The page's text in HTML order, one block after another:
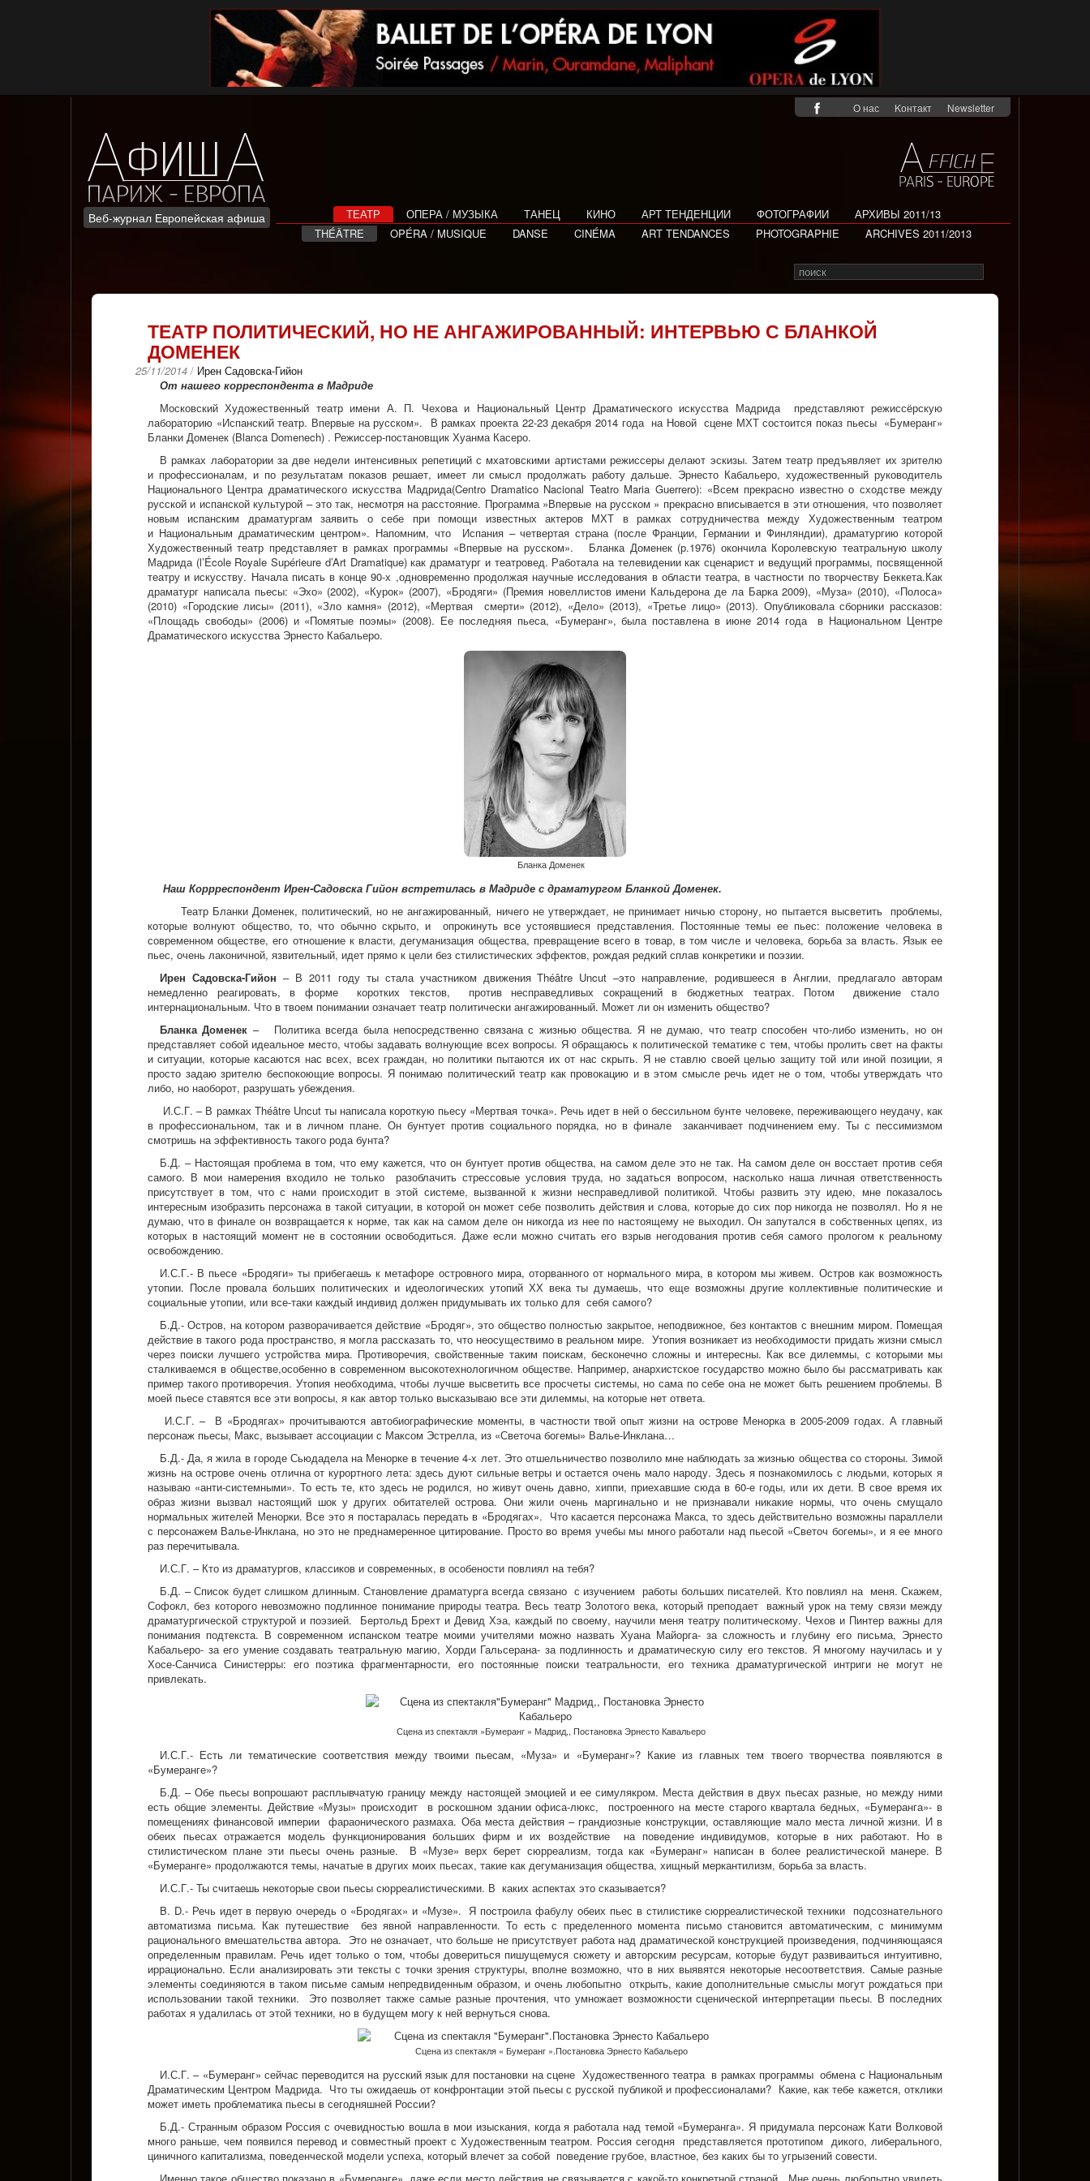
Веб-журнал Европейская афиша
О нас Kонтакт Newsletter
ТЕАТР ОПЕРА / МУЗЫКА ТАНЕЦ КИНО АРТ ТЕНДЕНЦИИ ФОТОГРАФИИ
АРХИВЫ 2011/13
THÉÂTRE
OPÉRA / MUSIQUE DANSE CINÉMA ART TENDANCES PHOTOGRAPHIE ARCHIVES 2011/2013
Search
for
ТЕАТР ПОЛИТИЧЕСКИЙ, НО НЕ АНГАЖИРОВАННЫЙ: ИНТЕРВЬЮ С БЛАНКОЙ
ДОМЕНЕК
25/11/2014 / Ирен Садовска-Гийон
От нашего корреспондента в Мадриде
Московский Художественный театр имени А. П. Чехова и Национальный Центр Драматического искусства Мадрида представляют режиссёрскую
лабораторию «Испанский театр. Впервые на русском». В рамках проекта 22-23 декабря 2014 года на Новой сцене МХТ состоится показ пьесы «Бумеранг»
Бланки Доменек (Blanca Domenech) . Режиссер-постановщик Хуанма Касеро.
В рамках лаборатории за две недели интенсивных репетиций с мхатовскими артистами режиссеры делают эскизы. Затем театр предъявляет их зрителю
и профессионалам, и по результатам показов решает, имеет ли смысл продолжать работу дальше. Эрнесто Кабальеро, художественный руководитель
Национального Центра драматического искусства Мадрида(Centro Dramatico Nacional Teatro Maria Guerrero): «Всем прекрасно известно о сходстве между
русской и испанской культурой – это так, несмотря на расстояние. Программа »Впервые на русском » прекрасно вписывается в эти отношения, что позволяет
новым испанским драматургам заявить о себе при помощи известных актеров МХТ в рамках сотрудничества между Художественным театром
и Национальным драматическим центром». Напомним, что Испания – четвертая страна (после Франции, Германии и Финляндии), драматургию которой
Художественный театр представляет в рамках программы «Впервые на русском». Бланка Доменек (р.1976) окончила Королевскую театральную школу
Мадрида (l’École Royale Supérieure d’Art Dramatique) как драматург и театровед. Работала на телевидении как сценарист и ведущий программы, посвященной
театру и искусству. Начала писать в конце 90-х ,одновременно продолжая научные исследования в области театра, в частности по творчеству Беккета.Как
драматург написала пьесы: «Эхо» (2002), «Курок» (2007), «Бродяги» (Премия новеллистов имени Кальдерона де ла Барка 2009), «Муза» (2010), «Полоса»
(2010) «Городские лисы» (2011), «Зло камня» (2012), «Мертвая смерти» (2012), «Дело» (2013), «Третье лицо» (2013). Опубликовала сборники рассказов:
«Площадь свободы» (2006) и «Помятые поэмы» (2008). Ее последняя пьеса, «Бумеранг», была поставлена в июне 2014 года в Национальном Центре
Драматического искусства Эрнесто Кабальеро.
Бланка Доменек
Наш Коррреспондент Ирен-Садовска Гийон встретилась в Мадриде с драматургом Бланкой Доменек.
Театр Бланки Доменек, политический, но не ангажированный, ничего не утверждает, не принимает ничью сторону, но пытается высветить проблемы,
которые волнуют общество, то, что обычно скрыто, и опрокинуть все устоявшиеся представления. Постоянные темы ее пьес: положение человека в
современном обществе, его отношение к власти, дегуманизация общества, превращение всего в товар, в том числе и человека, борьба за власть. Язык ее
пьес, очень лаконичной, язвительный, идет прямо к цели без стилистических эффектов, рождая редкий сплав конкретики и поэзии.
Ирен Садовска-Гийон – В 2011 году ты стала участником движения Théâtre Uncut –это направление, родившееся в Англии, предлагало авторам
немедленно реагировать, в форме коротких текстов, против несправедливых сокращений в бюджетных театрах. Потом движение стало
интернациональным. Что в твоем понимании означает театр политически ангажированный. Может ли он изменить общество?
Бланка Доменек – Политика всегда была непосредственно связана с жизнью общества. Я не думаю, что театр способен что-либо изменить, но он
представляет собой идеальное место, чтобы задавать волнующие всех вопросы. Я обращаюсь к политической тематике с тем, чтобы пролить свет на факты
и ситуации, которые касаются нас всех, всех граждан, но политики пытаются их от нас скрыть. Я не ставлю своей целью защиту той или иной позиции, я
просто задаю зрителю беспокоющие вопросы. Я понимаю политический театр как провокацию и в этом смысле речь идет не о том, чтобы утверждать что
либо, но наоборот, разрушать убеждения.
И.С.Г. – В рамках Théâtre Uncut ты написала короткую пьесу «Мертвая точка». Речь идет в ней о бессильном бунте человеке, переживающего неудачу, как
в профессиональном, так и в личном плане. Он бунтует против социального порядка, но в финале заканчивает подчинением ему. Ты с пессимизмом
смотришь на эффективность такого рода бунта?
Б.Д. – Настоящая проблема в том, что ему кажется, что он бунтует против общества, на самом деле это не так. На самом деле он восстает против себя
самого. В мои намерения входило не только разоблачить стрессовые условия труда, но задаться вопросом, насколько наша личная ответственность
присутствует в том, что с нами происходит в этой системе, вызванной к жизни несправедливой политикой. Чтобы развить эту идею, мне показалось
интересным изобразить персонажа в такой ситуации, в которой он может себе позволить действия и слова, которые до сих пор никогда не позволял. Но я не
думаю, что в финале он возвращается к норме, так как на самом деле он никогда из нее по настоящему не выходил. Он запутался в собственных цепях, из
которых в настоящий момент не в состоянии освободиться. Даже если можно считать его взрыв негодования против себя самого прологом к реальному
освобождению.
И.С.Г.- В пьесе «Бродяги» ты прибегаешь к метафоре островного мира, оторванного от нормального мира, в котором мы живем. Остров как возможность
утопии. После провала больших политических и идеологических утопий ХХ века ты думаешь, что еще возможны другие коллективные политические и
социальные утопии, или все-таки каждый индивид должен придумывать их только для себя самого?
Б.Д.- Остров, на котором разворачивается действие «Бродяг», это общество полностью закрытое, неподвижное, без контактов с внешним миром. Помещая
действие в такого рода пространство, я могла рассказать то, что неосуществимо в реальном мире. Утопия возникает из необходимости придать жизни смысл
через поиски лучшего устройства мира. Противоречия, свойственные таким поискам, бесконечно сложны и интересны. Как все дилеммы, с которыми мы
сталкиваемся в обществе,особенно в современном высокотехнологичном обществе. Например, анархистское государство можно было бы рассматривать как
пример такого противоречия. Утопия необходима, чтобы лучше высветить все просчеты системы, но сама по себе она не может быть решением проблемы. В
моей пьесе ставятся все эти вопросы, я как автор только высказываю все эти дилеммы, на которые нет ответа.
И.С.Г. – В «Бродягах» прочитываются автобиографические моменты, в частности твой опыт жизни на острове Менорка в 2005-2009 годах. А главный
персонаж пьесы, Макс, вызывает ассоциации с Максом Эстрелла, из «Светоча богемы» Валье-Инклана…
Б.Д.- Да, я жила в городе Сьюдадела на Менорке в течение 4-х лет. Это отшельничество позволило мне наблюдать за жизнью общества со стороны. Зимой
жизнь на острове очень отлична от курортного лета: здесь дуют сильные ветры и остается очень мало народу. Здесь я познакомилось с людьми, которых я
называю «анти-системными». То есть те, кто здесь не родился, но живут очень давно, хиппи, приехавшие сюда в 60-е годы, или их дети. В свое время их
образ жизни вызвал настоящий шок у других обитателей острова. Они жили очень маргинально и не признавали никакие нормы, что очень смущало
нормальных жителей Менорки. Все это я постаралась передать в «Бродягах». Что касается персонажа Макса, то здесь действительно возможны параллели
с персонажем Валье-Инклана, но это не преднамеренное цитирование. Просто во время учебы мы много работали над пьесой «Светоч богемы», и я ее много
раз перечитывала.
И.С.Г. – Кто из драматургов, классиков и современных, в особености повлиял на тебя?
Б.Д. – Список будет слишком длинным. Становление драматурга всегда связано с изучением работы больших писателей. Кто повлиял на меня. Скажем,
Софокл, без которого невозможно подлинное понимание природы театра. Весь театр Золотого века, который преподает важный урок на тему связи между
драматургической структурой и поэзией. Бертольд Брехт и Девид Хэа, каждый по своему, научили меня театру политическому. Чехов и Пинтер важны для
понимания подтекста. В современном испанском театре моими учителями можно назвать Хуана Майорга- за сложность и глубину его письма, Эрнесто
Кабальеро- за его умение создавать театральную магию, Хорди Гальсерана- за подлинность и драматическую силу его текстов. Я многому научилась и у
Хосе-Санчиса Синистерры: его поэтика фрагментарности, его постоянные поиски театральности, его техника драматургической интриги не могут не
привлекать.
Сцена из спектакля »Бумеранг » Мадрид,, Постановка Эрнесто Кавальеро
И.С.Г.- Есть ли тематические соответствия между твоими пьесам, «Муза» и «Бумеранг»? Какие из главных тем твоего творчества появляются в
«Бумеранге»?
Б.Д. – Обе пьесы вопрошают расплывчатую границу между настоящей эмоцией и ее симулякром. Места действия в двух пьесах разные, но между ними
есть общие элементы. Действие «Музы» происходит в роскошном здании офиса-люкс, построенного на месте старого квартала бедных, «Бумеранга»- в
помещениях финансовой империи фараонического размаха. Оба места действия – грандиозные конструкции, оставляющие мало места личной жизни. И в
обеих пьесах отражается модель функционирования больших фирм и их воздействие на поведение индивидумов, которые в них работают. Но в
стилистическом плане эти пьесы очень разные. В «Музе» верх берет сюрреализм, тогда как «Бумеранг» написан в более реалистической манере. В
«Бумеранге» продолжаются темы, начатые в других моих пьесах, такие как дегуманизация общества, хищный меркантилизм, борьба за власть.
И.С.Г.- Ты считаешь некоторые свои пьесы сюрреалистическими. В каких аспектах это сказывается?
B. D.- Речь идет в первую очередь о «Бродягах» и «Музе». Я построила фабулу обеих пьес в стилистике сюрреалистической техники подсознательного
автоматизма письма. Как путешествие без явной направленности. То есть с пределенного момента письмо становится автоматическим, с минимумм
рационального вмешательства автора. Это не означает, что больше не присутствует работа над драматической конструкцией произведения, подчиняющаяся
определенным правилам. Речь идет только о том, чтобы довериться пишущемуся сюжету и авторским ресурсам, которые будут развиваиться интуитивно,
иррационально. Если анализировать эти тексты с точки зрения структуры, вполне возможно, что в них выявятся некоторые несоответствия. Самые разные
элементы соединяются в таком письме самым непредвиденным образом, и очень любопытно открыть, какие дополнительные смыслы могут рождаться при
использовании такой техники. Это позволяет также самые разные прочтения, что умножает возможности сценической интерпретации пьесы. В последних
работах я удалилась от этой техники, но в будущем могу к ней вернуться снова.
Сцена из спектакля « Бумеранг ».Постановка Эрнесто Кабальеро
И.С.Г. – «Бумеранг» сейчас переводится на русский язык для постановки на сцене Художественного театра в рамках программы обмена с Национальным
Драматическим Центром Мадрида. Что ты ожидаешь от конфронтации этой пьесы с русской публикой и профессионалами? Какие, как тебе кажется, отклики
может иметь проблематика пьесы в сегодняшней России?
Б.Д.- Странным образом Россия с очевидностью вошла в мои изыскания, когда я работала над темой «Бумеранга». Я придумала персонаж Кати Волковой
много раньше, чем появился перевод и совместный проект с Художественным театром. Россия сегодня представляется прототипом дикого, либерального,
циничного капитализма, поведенческой модели успеха, который влечет за собой поведение грубое, властное, без каких бы то угрызений совести.